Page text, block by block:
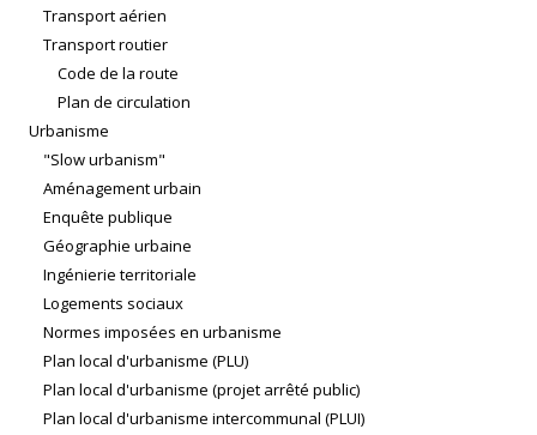
Transport aérien
Transport routier
Code de la route
Plan de circulation
Urbanisme
"Slow urbanism"
Aménagement urbain
Enquête publique
Géographie urbaine
Ingénierie territoriale
Logements sociaux
Normes imposées en urbanisme
Plan local d'urbanisme (PLU)
Plan local d'urbanisme (projet arrêté public)
Plan local d'urbanisme intercommunal (PLUI)